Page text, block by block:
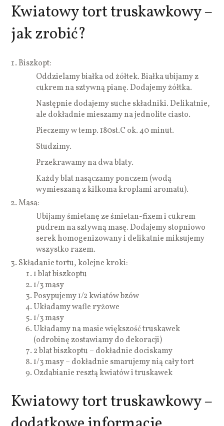
Kwiatowy tort truskawkowy –
jak zrobić?
Biszkopt:
Oddzielamy białka od żółtek. Białka ubijamy z
cukrem na sztywną pianę. Dodajemy żółtka.
Następnie dodajemy suche składniki. Delikatnie,
ale dokładnie mieszamy na jednolite ciasto.
Pieczemy w temp. 180st.C ok. 40 minut.
Studzimy.
Przekrawamy na dwa blaty.
Każdy blat nasączamy ponczem (wodą
wymieszaną z kilkoma kroplami aromatu).
Masa:
Ubijamy śmietanę ze śmietan-fixem i cukrem
pudrem na sztywną masę. Dodajemy stopniowo
serek homogenizowany i delikatnie miksujemy
wszystko razem.
Składanie tortu, kolejne kroki:
1 blat biszkoptu
1/3 masy
Posypujemy 1/2 kwiatów bzów
Układamy wafle ryżowe
1/3 masy
Układamy na masie większość truskawek
(odrobinę zostawiamy do dekoracji)
2 blat biszkoptu – dokładnie dociskamy
1/3 masy – dokładnie smarujemy nią cały tort
Ozdabianie resztą kwiatów i truskawek
Kwiatowy tort truskawkowy –